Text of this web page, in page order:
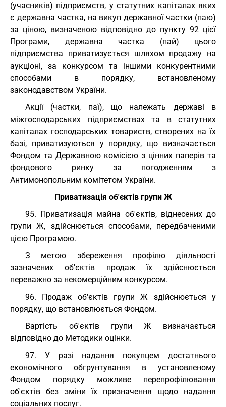
(учасників) підприємств, у статутних капіталах яких
є державна частка, на викуп державної частки (паю)
за ціною, визначеною відповідно до пункту 92 цієї
Програми, державна частка (пай) цього
підприємства приватизується шляхом продажу на
аукціоні, за конкурсом та іншими конкурентними
способами в порядку, встановленому
законодавством України.
Акції (частки, паї), що належать державі в
міжгосподарських підприємствах та в статутних
капіталах господарських товариств, створених на їх
базі, приватизуються у порядку, що визначається
Фондом та Державною комісією з цінних паперів та
фондового ринку за погодженням з
Антимонопольним комітетом України.
Приватизація об'єктів групи Ж
95. Приватизація майна об'єктів, віднесених до
групи Ж, здійснюється способами, передбаченими
цією Програмою.
З метою збереження профілю діяльності
зазначених об'єктів продаж їх здійснюється
переважно за некомерційним конкурсом.
96. Продаж об'єктів групи Ж здійснюється у
порядку, що встановлюється Фондом.
Вартість об'єктів групи Ж визначається
відповідно до Методики оцінки.
97. У разі надання покупцем достатнього
економічного обгрунтування в установленому
Фондом порядку можливе перепрофілювання
об'єктів без зміни їх призначення щодо надання
соціальних послуг.